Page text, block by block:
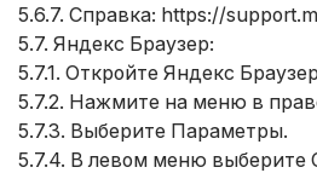
5.6.7. Справка: https://
5.7. Яндекс Браузер:
5.7.1. Откройте Яндекс
5.7.2. Нажмите на меню в
5.7.3. Выберите Параметры.
5.7.4. В левом меню выберите